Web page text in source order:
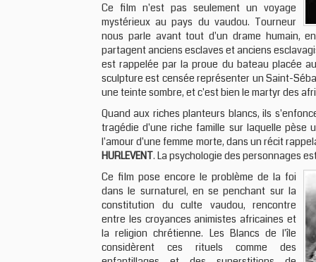
Ce film n'est pas seulement un voyage
mystérieux au pays du vaudou. Tourneur
nous parle avant tout d'un drame humain,
partagent anciens esclaves et anciens
est rappelée par la proue du bateau placée
sculpture est censée représenter un Saint-
une teinte sombre, et c'est bien le martyr des
Quand aux riches planteurs blancs, ils
tragédie d'une riche famille sur laquelle pèse
l'amour d'une femme morte, dans un récit
HURLEVENT. La psychologie des personnages
Ce film pose encore le problème de la foi
dans le surnaturel, en se penchant sur la
constitution du culte vaudou, rencontre
entre les croyances animistes africaines et
la religion chrétienne. Les Blancs de l'île
considèrent ces rituels comme des